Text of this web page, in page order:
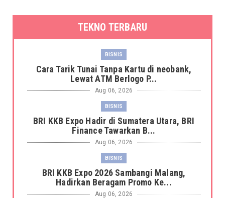
TEKNO TERBARU
BISNIS
Cara Tarik Tunai Tanpa Kartu di neobank,
Lewat ATM Berlogo P...
Aug 06, 2026
BISNIS
BRI KKB Expo Hadir di Sumatera Utara, BRI
Finance Tawarkan B...
Aug 06, 2026
BISNIS
BRI KKB Expo 2026 Sambangi Malang,
Hadirkan Beragam Promo Ke...
Aug 06, 2026